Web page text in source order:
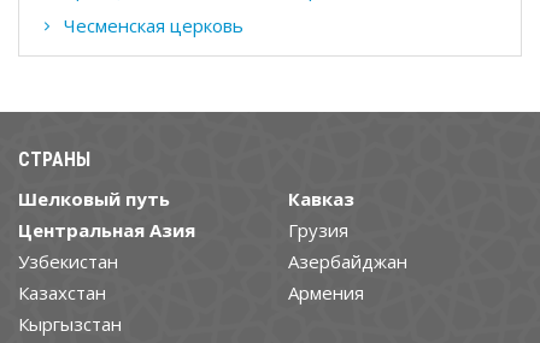
Чесменская церковь
СТРАНЫ
Шелковый путь
Центральная Азия
Узбекистан
Казахстан
Кыргызстан
Кавказ
Грузия
Азербайджан
Армения